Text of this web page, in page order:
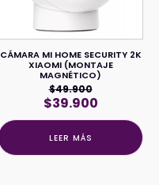
CÁMARA MI HOME SECURITY 2K
XIAOMI (MONTAJE
MAGNÉTICO)
$49.900
El
precio
original
era:
$39.900El
precio
actual
es:
LEER MÁS